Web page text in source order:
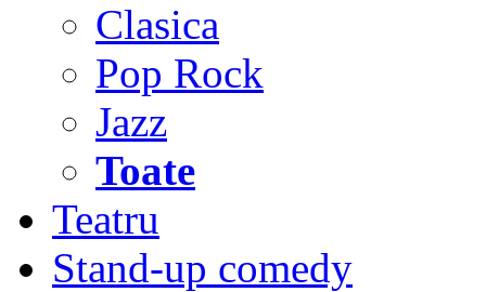
Clasica
Pop Rock
Jazz
Toate
Teatru
Stand-up comedy